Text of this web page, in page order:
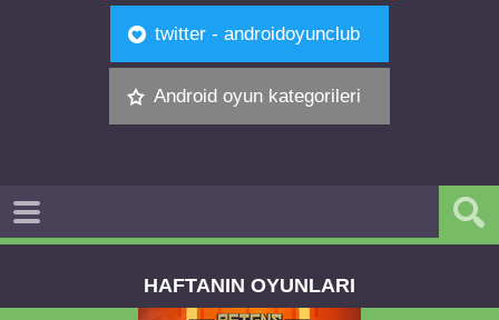
twitter - androidoyunclub
Android oyun kategorileri
HAFTANIN OYUNLARI